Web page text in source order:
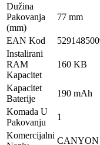
Dužina
Pakovanja
(mm)
77 mm
EAN Kod
Instalirani
RAM
Kapacitet
160 KB
Kapacitet
Baterije
190 mAh
Komada U
Pakovanju
1
Komercijalni
CANYON